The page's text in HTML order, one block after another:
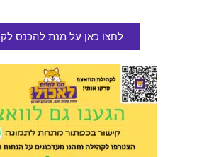
הוספה לסללחצו כאן על מנת להכנס